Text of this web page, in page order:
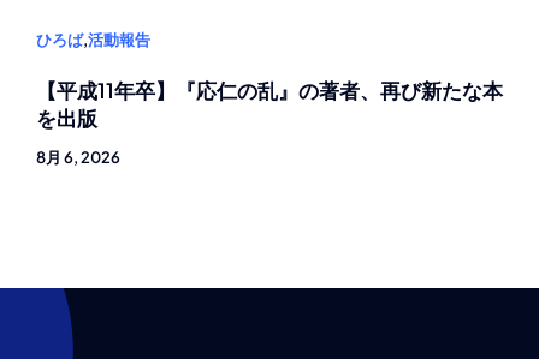
ひろば,活動報告
【平成11年卒】『応仁の乱』の著者、再び新たな本
を出版
8月 6, 2026